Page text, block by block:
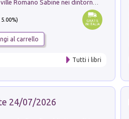
5.00%)
al carrello
Tutti i libri
24/07/2026